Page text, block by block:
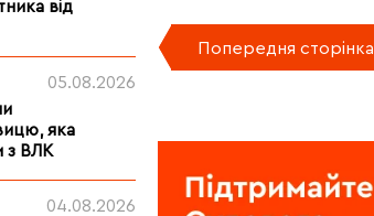
від
05.08.2026
яка
з ВЛК
04.08.2026
Попередня сторінка